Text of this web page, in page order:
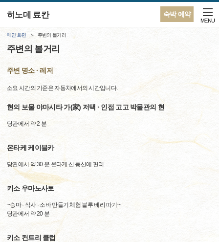
숙박 예약
히노데 료칸
MENU
메인 화면 주변의 볼거리
주변의 볼거리
주변 명소 · 레저
소요 시간의 기준은 자동차에서의 시간입니다.
현의 보물 야마시타 가(家) 저택 · 인접 고고 박물관의 현
당관에서 약 2 분
온타케 케이블카
당관에서 약 30 분 온타케 산 등산에 편리
키소 우마노사토
~승마 · 식사 · 소바 만들기 체험 블루 베리 따기~
당관에서 약 20 분
키소 컨트리 클럽